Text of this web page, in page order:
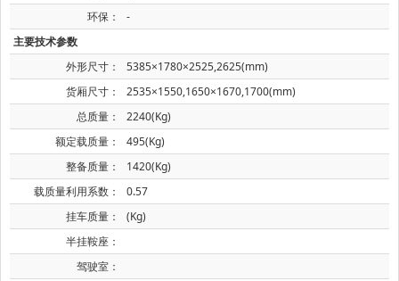
环保：
-
主要技术参数
外形尺寸：
5385×1780×2525,2625(mm)
货厢尺寸：
2535×1550,1650×1670,1700(mm)
总质量：
2240(Kg)
额定载质量：
495(Kg)
整备质量：
1420(Kg)
载质量利用系数：
0.57
挂车质量：
(Kg)
半挂鞍座：
驾驶室：